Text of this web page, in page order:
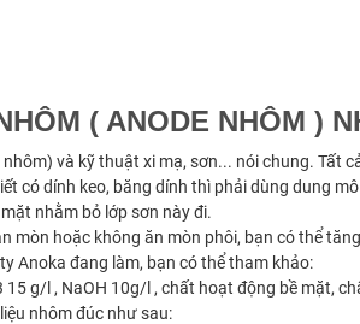
( ANODE NHÔM )
và kỹ thuật xi mạ, sơn... nói chung.
có dính keo, băng dính thì phải dùng dung
nhằm bỏ lớp sơn này đi.
mòn hoặc không ăn mòn phôi, bạn có thể
Anoka đang làm, bạn có thể tham khảo:
15 g/l , NaOH 10g/l , chất hoạt động bề mặt,
nhôm đúc như sau: